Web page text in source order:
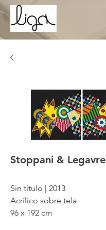
Stoppani & Legavre
Sin título | 2013
Acrílico sobre tela
96 x 192 cm